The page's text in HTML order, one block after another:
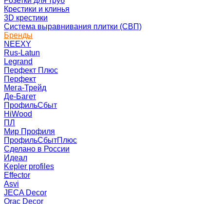
Крестики и клинья
3D крестики
Система выравнивания плитки (СВП)
Бренды
NEEXY
Rus-Latun
Legrand
Перфект Плюс
Перфект
Мега-Трейд
Де-Багет
ПрофильСбыт
HiWood
ПЛ
Мир Профиля
ПрофильСбытПлюс
Сделано в России
Идеал
Kepler profiles
Effector
Asvi
JECA Decor
Orac Decor